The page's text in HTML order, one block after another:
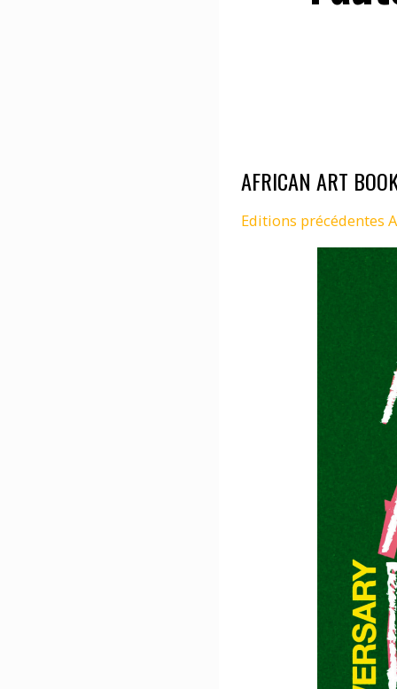
AFRICAN ART
Editions précédentes